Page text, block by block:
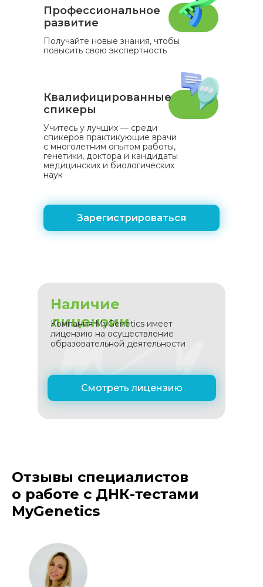
Профессиональное
развитие
Получайте новые знания, чтобы
повысить свою экспертность
Квалифицированные
спикеры
Учитесь у лучших — среди
спикеров практикующие врачи
с многолетним опытом работы,
генетики, доктора и кандидаты
медицинских и биологических
наук
Зарегистрироваться
Наличие
лицензии
Смотреть лицензию
Компания MyGenetics имеет
лицензию на осуществление
образовательной деятельности
Отзывы специалистов
о работе с ДНК-тестами
MyGenetics